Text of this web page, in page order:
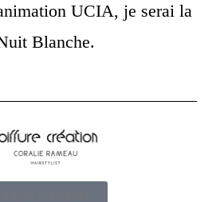
UCIA, je serai la
Blanche.